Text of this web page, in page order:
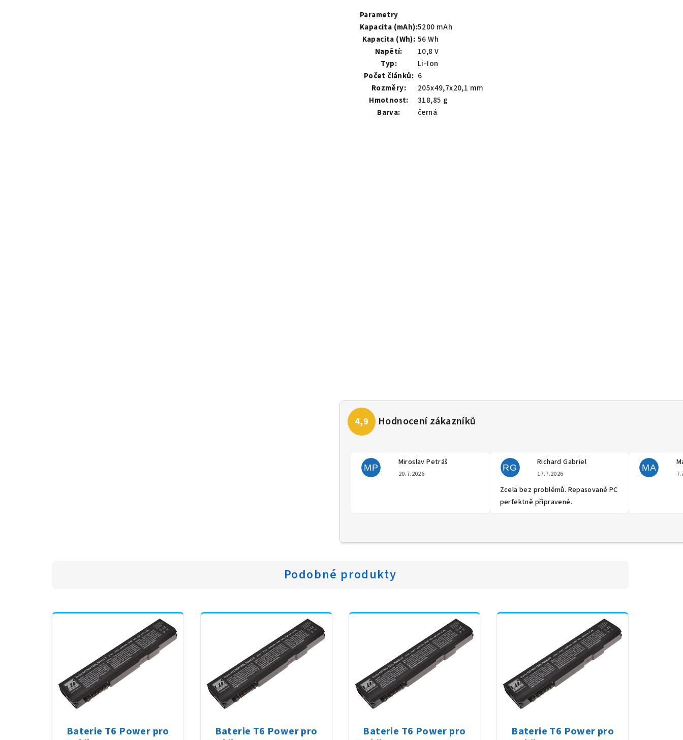
Parametry
Kapacita (mAh):5200 mAh
Kapacita (Wh): 56 Wh
Napětí:
10,8 V
Typ:
Li-Ion
Počet článků: 6
Rozměry:
205x49,7x20,1 mm
Hmotnost:
318,85 g
Barva:
černá
MP
Miroslav Petráš
Hodnocení obchodu je 5 z 5 hvězdiček.
20.7.2026
RG
Richard Gabriel
Hodnocení obchodu je 5 z 5
17.7.2026
Zcela bez problémů. Repasované PC
perfektně připravené.
MA
Podobné produkty
Baterie T6 Power pro
Baterie T6 Power pro
Baterie T6 Power pro
Baterie T6 Power pro